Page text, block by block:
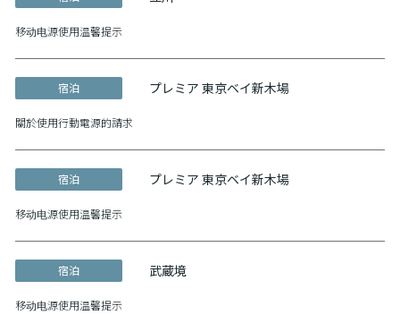
移动电源使用温馨提示
宿泊 プレミア 東京ベイ新木場
關於使用行動電源的請求
宿泊 プレミア 東京ベイ新木場
移动电源使用温馨提示
宿泊 武蔵境
移动电源使用温馨提示